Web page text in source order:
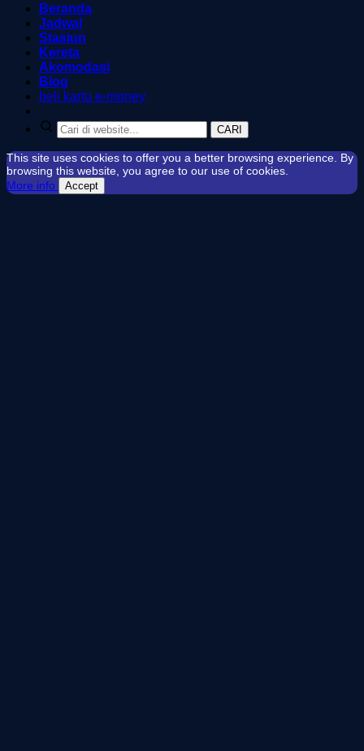
Beranda
Jadwal
Stasiun
Kereta
Akomodasi
Blog
beli kartu e-money
CARI
This site uses cookies to offer you a better browsing experience. By
browsing this website, you agree to our use of cookies.
More info
Accept